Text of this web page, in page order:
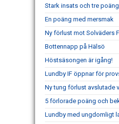
Stark insats och tre
En poäng med mersmak
Ny förlust mot Solväders
Bottennapp på Hälsö
Höstsäsongen är igång!
Lundby IF öppnar för
Ny tung förlust avslutade
5 förlorade poäng och
Lundby med ungdomligt